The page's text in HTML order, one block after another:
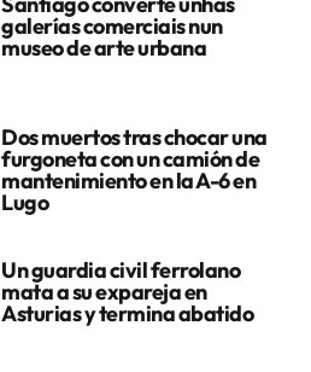
galerías comerciais nun
museo de arte urbana
Dos muertos tras chocar una
furgoneta con un camión de
mantenimiento en la A-6 en
Lugo
Un guardia civil ferrolano
mata a su expareja en
Asturias y termina abatido